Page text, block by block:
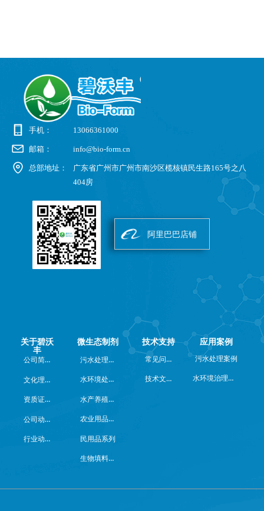
手机： 13066361000
邮箱： info@bio-form.cn
总部地址：
广东省广州市广州市南沙区榄核镇民生路165号之八
404房
阿里巴巴店铺
关于碧沃
丰
公司简介
文化理念
资质证书
公司动态
行业动态
微生态制剂
污水处理系列
水环境处理系列
水产养殖系列
农业用品系列
民用品系列
生物填料系列
技术支持
常见问题
技术文档
应用案例
污水处理案例
水环境治理案例